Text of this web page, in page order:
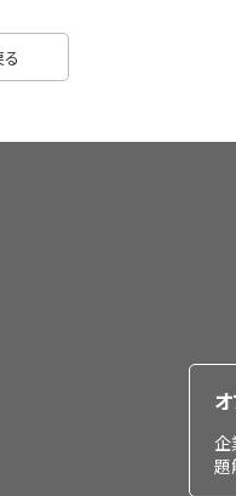
企
題